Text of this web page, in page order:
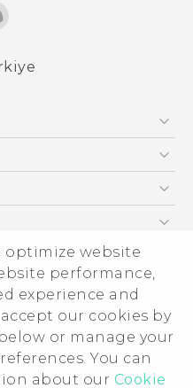
optimize website
performance,
experience and
our cookies by
or manage your
You can
about our Cookie
manual